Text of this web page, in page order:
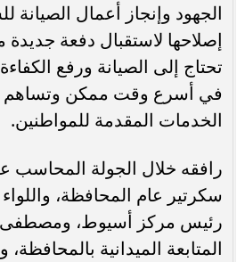
الجهود وإنجاز أعمال الصيانة
إصلاحها لاستقبال دفعة
تحتاج إلى الصيانة ورفع
في أسرع وقت ممكن
الخدمات المقدمة للمواطنين.
رافقه خلال الجولة المحاسب
سكرتير عام المحافظة،
رئيس مركز أسيوط، ومصطفى
المتابعة الميدانية